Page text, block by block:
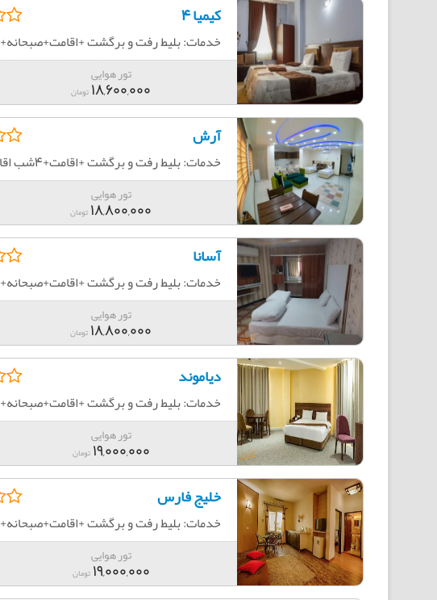
کیمیا 4
خدمات: بلیط رفت و برگشت +اقامت+صبحانه+4شب اقامت
تور هوایی
18,600,000 تومان
آرش
خدمات: بلیط رفت و برگشت +اقامت+4شب اقامت
تور هوایی
18,800,000 تومان
آسانا
خدمات: بلیط رفت و برگشت +اقامت+صبحانه+4شب اقامت
تور هوایی
18,800,000 تومان
دیاموند
خدمات: بلیط رفت و برگشت +اقامت+صبحانه+4شب اقامت
تور هوایی
19,000,000تومان
خلیج فارس
خدمات: بلیط رفت و برگشت +اقامت+صبحانه+4شب اقامت
تور هوایی
19,000,000تومان